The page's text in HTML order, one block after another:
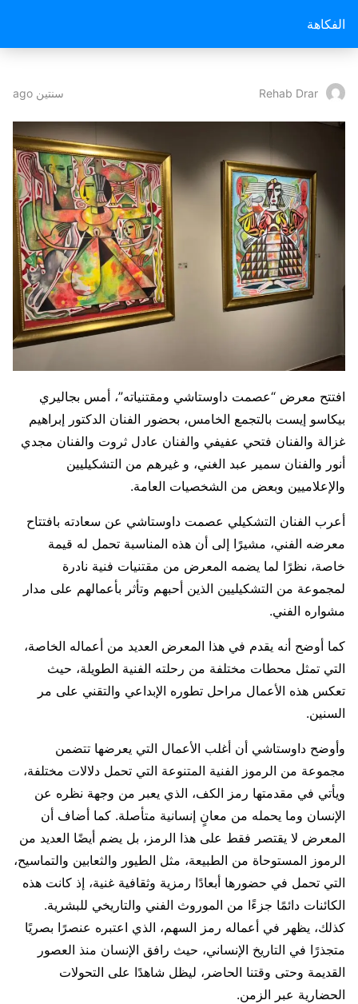
الفكاهة
Rehab Drar سنتين ago
افتتح معرض “عصمت داوستاشي ومقتنياته”، أمس بجاليري
بيكاسو إيست بالتجمع الخامس، بحضور الفنان الدكتور إبراهيم
غزالة والفنان فتحي عفيفي والفنان عادل ثروت والفنان مجدي
أنور والفنان سمير عبد الغني، و غيرهم من التشكيليين
والإعلاميين وبعض من الشخصيات العامة.
أعرب الفنان التشكيلي عصمت داوستاشي عن سعادته بافتتاح
معرضه الفني، مشيرًا إلى أن هذه المناسبة تحمل له قيمة
خاصة، نظرًا لما يضمه المعرض من مقتنيات فنية نادرة
لمجموعة من التشكيليين الذين أحبهم وتأثر بأعمالهم على مدار
مشواره الفني.
كما أوضح أنه يقدم في هذا المعرض العديد من أعماله الخاصة،
التي تمثل محطات مختلفة من رحلته الفنية الطويلة، حيث
تعكس هذه الأعمال مراحل تطوره الإبداعي والتقني على مر
السنين.
وأوضح داوستاشي أن أغلب الأعمال التي يعرضها تتضمن
مجموعة من الرموز الفنية المتنوعة التي تحمل دلالات مختلفة،
ويأتي في مقدمتها رمز الكف، الذي يعبر من وجهة نظره عن
الإنسان وما يحمله من معانٍ إنسانية متأصلة. كما أضاف أن
المعرض لا يقتصر فقط على هذا الرمز، بل يضم أيضًا العديد من
الرموز المستوحاة من الطبيعة، مثل الطيور والثعابين والتماسيح،
التي تحمل في حضورها أبعادًا رمزية وثقافية غنية، إذ كانت هذه
الكائنات دائمًا جزءًا من الموروث الفني والتاريخي للبشرية.
كذلك، يظهر في أعماله رمز السهم، الذي اعتبره عنصرًا بصريًا
متجذرًا في التاريخ الإنساني، حيث رافق الإنسان منذ العصور
القديمة وحتى وقتنا الحاضر، ليظل شاهدًا على التحولات
الحضارية عبر الزمن.